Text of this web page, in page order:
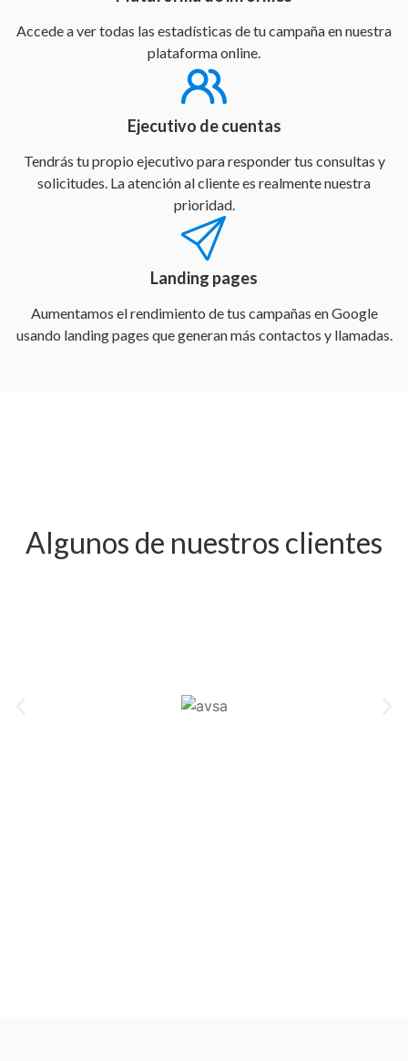
Accede a ver todas las estadísticas de tu campaña en nuestra
plataforma online.
Ejecutivo de cuentas
Tendrás tu propio ejecutivo para responder tus consultas y
solicitudes. La atención al cliente es realmente nuestra
prioridad.
Landing pages
Aumentamos el rendimiento de tus campañas en Google
usando landing pages que generan más contactos y llamadas.
Algunos de nuestros clientes